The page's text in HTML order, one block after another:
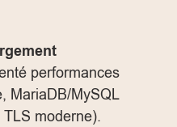
performances
MariaDB/MySQL
moderne).